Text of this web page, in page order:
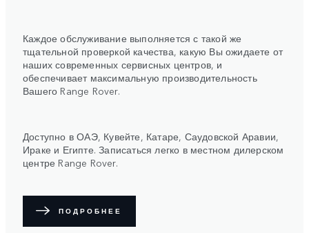
Каждое обслуживание выполняется с такой же
тщательной проверкой качества, какую Вы ожидаете от
наших современных сервисных центров, и
обеспечивает максимальную производительность
Вашего Range Rover.
Доступно в ОАЭ, Кувейте, Катаре, Саудовской Аравии,
Ираке и Египте. Записаться легко в местном дилерском
центре Range Rover.
ПОДРОБНЕЕ